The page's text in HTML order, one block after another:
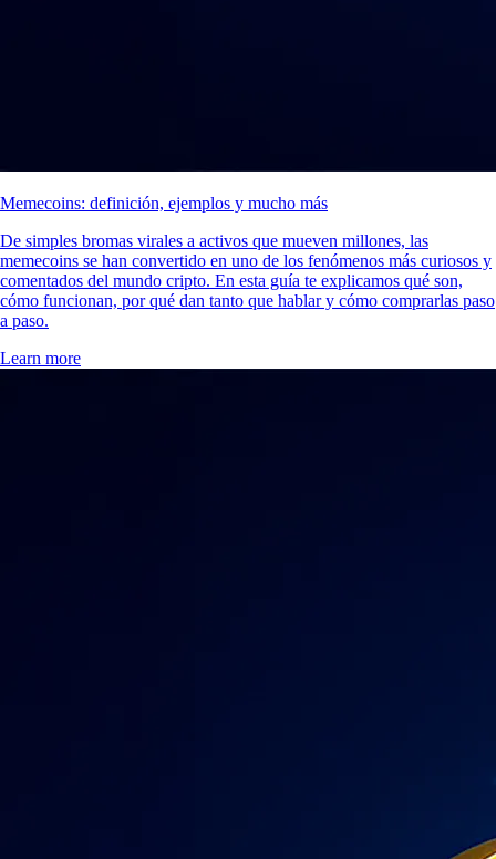
Memecoins: definición, ejemplos y mucho más
De simples bromas virales a activos que mueven millones, las
memecoins se han convertido en uno de los fenómenos más curiosos y
comentados del mundo cripto. En esta guía te explicamos qué son,
cómo funcionan, por qué dan tanto que hablar y cómo comprarlas paso
a paso.
Learn more